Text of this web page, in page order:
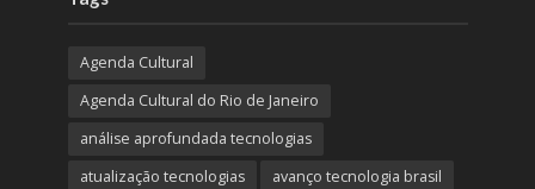
Agenda Cultural
Agenda Cultural do Rio de Janeiro
análise aprofundada tecnologias
atualização tecnologias
avanço tecnologia brasil